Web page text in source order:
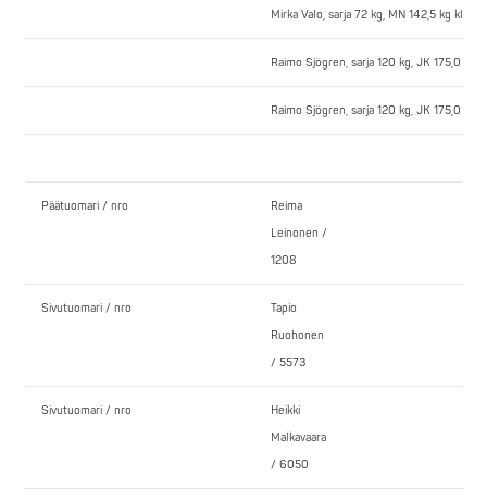
Mirka Valo, sarja 72 kg, MN 142,5 kg klass.
Raimo Sjögren, sarja 120 kg, JK 175,0 kg,
Raimo Sjögren, sarja 120 kg, JK 175,0
Päätuomari / nro
Reima
Leinonen /
1208
Sivutuomari / nro
Tapio
Ruohonen
/ 5573
Sivutuomari / nro
Heikki
Malkavaara
/ 6050